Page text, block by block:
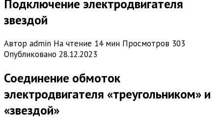
Подключение электродвигателя
звездой
Автор admin На чтение 14 мин Просмотров 303
Опубликовано 28.12.2023
Соединение обмоток
электродвигателя «треугольником» и
«звездой»